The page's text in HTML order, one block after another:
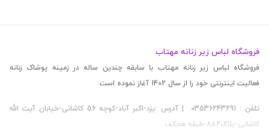
فروشگاه لباس زیر زنانه مهتاب
فروشگاه لباس زیر زنانه مهتاب با سابقه چندین ساله در زمینه پوشاک زنانه
فعالیت اینترنتی خود را از سال 1402 آغاز نموده است
تلفن : 03536243291 | آدرس :یزد-اکبر آباد-کوچه 56 کاشانی-خیابان آیت الله
کاشانی-پلاک882-طبقه همکف